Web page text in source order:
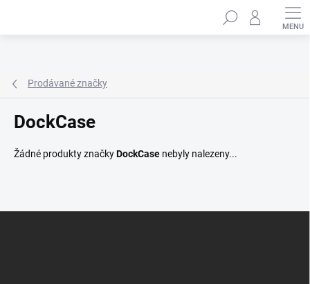
Hledat
Prodávané značky
DockCase
Žádné produkty značkyDockCase nebyly nalezeny...